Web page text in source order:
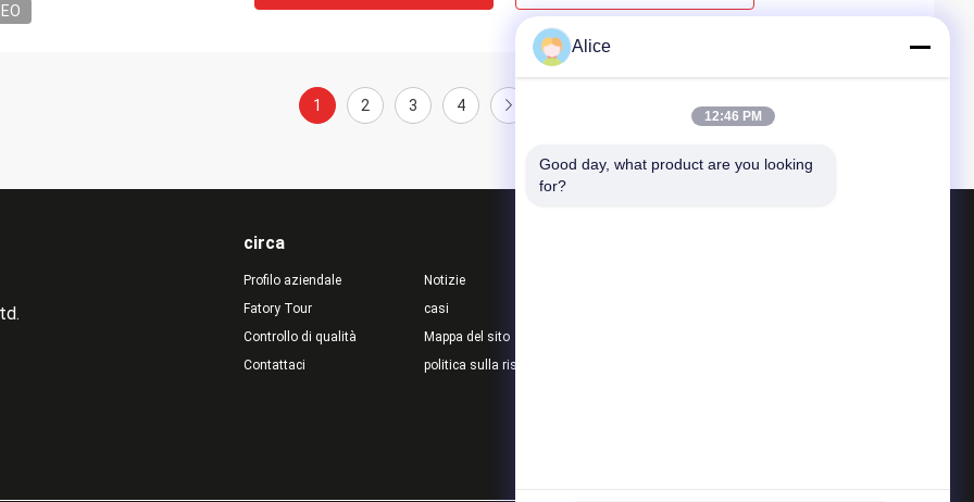
1 2 3 4
circa
Profilo aziendale
Fatory Tour
Controllo di qualità
Contattaci
Notizie
casi
Mappa del sito
politica sulla riservatezza
Alice
12:46 PM
Good day, what product are you looking
for?